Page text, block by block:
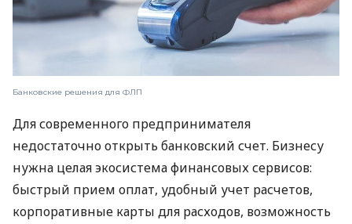
Банковские решения для ФЛП
Для современного предпринимателя
недостаточно открыть банковский счет. Бизнесу
нужна целая экосистема финансовых сервисов:
быстрый прием оплат, удобный учет расчетов,
корпоративные карты для расходов, возможность